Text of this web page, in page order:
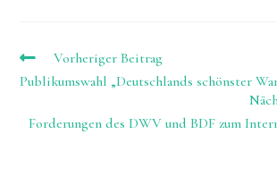
Weitere
ansehen
Vorheriger Beitrag
Publikumswahl „Deutschlands schönster
Forderungen des DWV und BDF zum